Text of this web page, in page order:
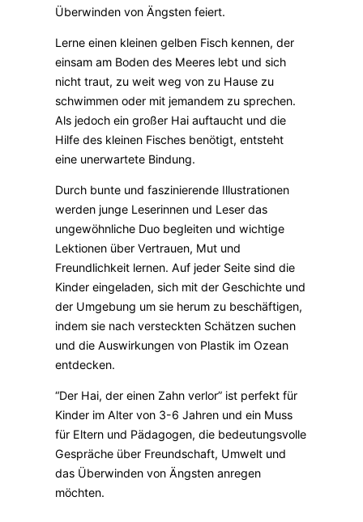
Überwinden von Ängsten feiert.
Lerne einen kleinen gelben Fisch kennen, der
einsam am Boden des Meeres lebt und sich
nicht traut, zu weit weg von zu Hause zu
schwimmen oder mit jemandem zu sprechen.
Als jedoch ein großer Hai auftaucht und die
Hilfe des kleinen Fisches benötigt, entsteht
eine unerwartete Bindung.
Durch bunte und faszinierende Illustrationen
werden junge Leserinnen und Leser das
ungewöhnliche Duo begleiten und wichtige
Lektionen über Vertrauen, Mut und
Freundlichkeit lernen. Auf jeder Seite sind die
Kinder eingeladen, sich mit der Geschichte und
der Umgebung um sie herum zu beschäftigen,
indem sie nach versteckten Schätzen suchen
und die Auswirkungen von Plastik im Ozean
entdecken.
“Der Hai, der einen Zahn verlor” ist perfekt für
Kinder im Alter von 3-6 Jahren und ein Muss
für Eltern und Pädagogen, die bedeutungsvolle
Gespräche über Freundschaft, Umwelt und
das Überwinden von Ängsten anregen
möchten.